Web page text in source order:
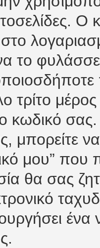
το
τρίτο
κωδικό σας.
μπορείτε
μου” που
θα σας
ένα